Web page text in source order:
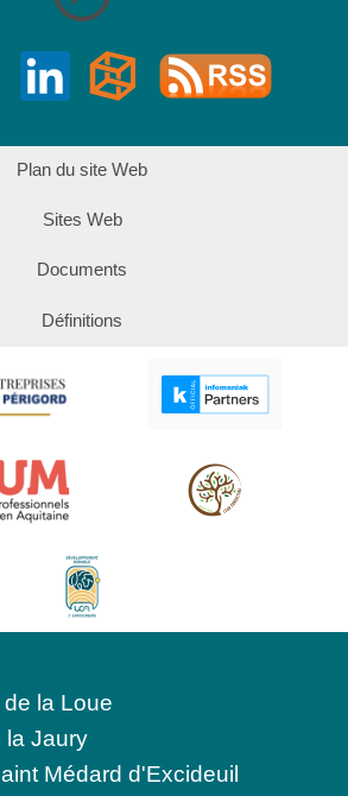
Plan du site Web
Sites Web
Documents
Définitions
la Loue
la Jaury
Médard d'Excideuil